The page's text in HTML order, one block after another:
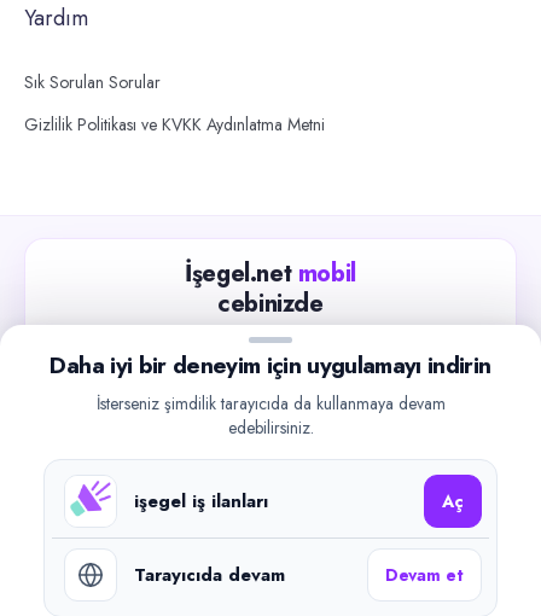
Yardım
Sık Sorulan Sorular
Gizlilik Politikası ve KVKK Aydınlatma Metni
İşegel.net mobil
cebinizde
Güncel iş ilanlarını takip edin, işverenlerle hızlıca
iletişime geçin.
Google Play
©2026işegel.net. Tüm hakları saklıdır.
Daha iyi bir deneyim için uygulamayı indirin
İsterseniz şimdilik tarayıcıda da kullanmaya devam
edebilirsiniz.
işegel iş ilanları Aç
Tarayıcıda devam Devam et